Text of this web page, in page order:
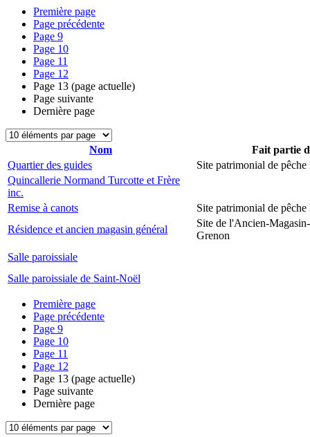
Première page
Page précédente
Page 9
Page 10
Page 11
Page 12
Page 13 (page actuelle)
Page suivante
Dernière page
Nom
Fait partie
Quartier des guides
Site patrimonial de
Quincallerie Normand Turcotte et Frère
inc.
Remise à canots
Site patrimonial de
Résidence et ancien magasin général
Site de l'Ancien-
Grenon
Salle paroissiale
Salle paroissiale de Saint-Noël
Première page
Page précédente
Page 9
Page 10
Page 11
Page 12
Page 13 (page actuelle)
Page suivante
Dernière page